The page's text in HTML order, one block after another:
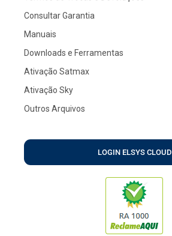
Consultar Garantia
Manuais
Downloads e Ferramentas
Ativação Satmax
Ativação Sky
Outros Arquivos
LOGIN ELSYS CLOUD